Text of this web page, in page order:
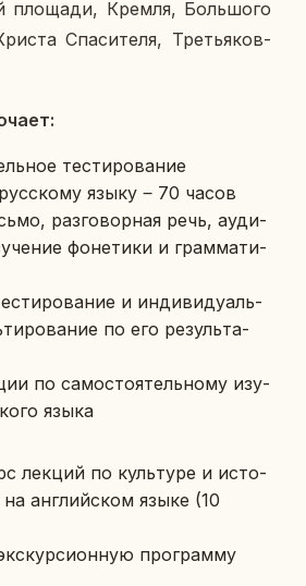
пло­ща­ди, Кремля, Боль­шо­го
Спа­си­те­ля, Тре­тья­ков­
те­сти­ро­ва­ние
языку ‒ 70 часов
раз­го­вор­ная речь, ауди­
фо­не­ти­ки и грам­ма­ти­
и ин­ди­ви­ду­аль­
по его ре­зуль­та­
по са­мо­сто­я­тель­но­му изу­
языка
лекций по куль­ту­ре и ис­то­
ан­глий­ском языке (10
про­грам­му